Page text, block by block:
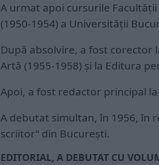
A urmat apoi cursurile
(1950-1954) a Universităţii
După absolvire, a fost corector
Artă (1955-1958) şi la Editura
Apoi, a fost redactor principal la
A debutat simultan, în 1956, în
scriitor” din Bucureşti.
EDITORIAL, A DEBUTAT CU